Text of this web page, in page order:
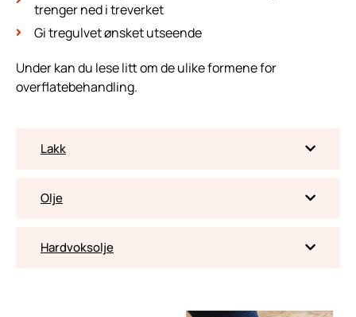
trenger ned i treverket
Gi tregulvet ønsket utseende
Under kan du lese litt om de ulike formene for
overflatebehandling.
Lakk
Olje
Hardvoksolje